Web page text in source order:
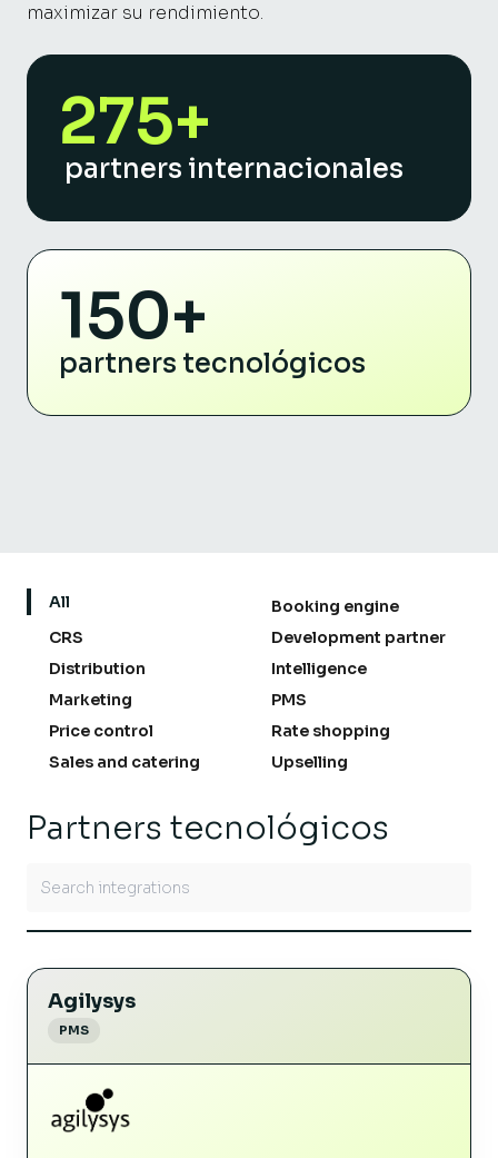
maximizar su rendimiento.
275+
partners internacionales
150+
partners tecnológicos
All
Booking engine
CRS
Development partner
Distribution
Intelligence
Marketing
PMS
Price control
Rate shopping
Sales and catering
Upselling
Partners tecnológicos
Agilysys
PMS